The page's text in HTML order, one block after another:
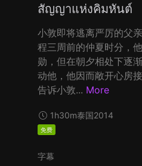
สัญญาแห่งคิมหันต์
小敦即将逃离严厉的父
程三周前的仲夏时分，
勋，但在朝夕相处下逐
动他，他因而敞开心房
告诉小敦... More
1h30m泰国2014
免费
字幕